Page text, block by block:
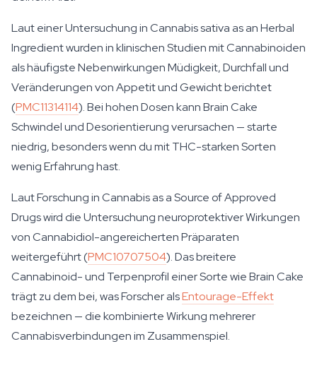
Laut einer Untersuchung inCannabis sativa as an Herbal
Ingredientwurden in klinischen Studien mit Cannabinoiden
als häufigste Nebenwirkungen Müdigkeit, Durchfall und
Veränderungen von Appetit und Gewicht berichtet
(PMC11314114). Bei hohen Dosen kann Brain Cake
Schwindel und Desorientierung verursachen — starte
niedrig, besonders wenn du mit THC-starken Sorten
wenig Erfahrung hast.
Laut Forschung inCannabis as a Source of Approved
Drugswird die Untersuchung neuroprotektiver Wirkungen
von Cannabidiol-angereicherten Präparaten
weitergeführt (PMC10707504). Das breitere
Cannabinoid- und Terpenprofil einer Sorte wie Brain Cake
trägt zu dem bei, was Forscher alsEntourage-Effekt
bezeichnen — die kombinierte Wirkung mehrerer
Cannabisverbindungen im Zusammenspiel.